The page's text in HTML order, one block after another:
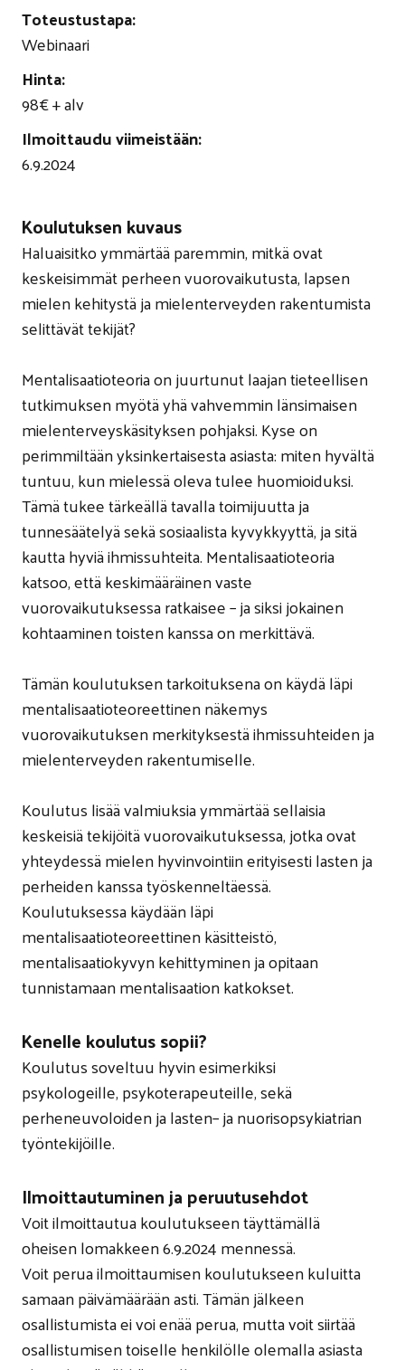
Toteustustapa:
Webinaari
Hinta:
98€ + alv
Ilmoittaudu viimeistään:
6.9.2024
Koulutuksen kuvaus
Haluaisitko ymmärtää paremmin, mitkä ovat
keskeisimmät perheen vuorovaikutusta, lapsen
mielen kehitystä ja mielenterveyden rakentumista
selittävät tekijät?
Mentalisaatioteoria on juurtunut laajan tieteellisen
tutkimuksen myötä yhä vahvemmin länsimaisen
mielenterveyskäsityksen pohjaksi. Kyse on
perimmiltään yksinkertaisesta asiasta: miten hyvältä
tuntuu, kun mielessä oleva tulee huomioiduksi.
Tämä tukee tärkeällä tavalla toimijuutta ja
tunnesäätelyä sekä sosiaalista kyvykkyyttä, ja sitä
kautta hyviä ihmissuhteita. Mentalisaatioteoria
katsoo, että keskimääräinen vaste
vuorovaikutuksessa ratkaisee – ja siksi jokainen
kohtaaminen toisten kanssa on merkittävä.
Tämän koulutuksen tarkoituksena on käydä läpi
mentalisaatioteoreettinen näkemys
vuorovaikutuksen merkityksestä ihmissuhteiden ja
mielenterveyden rakentumiselle.
Koulutus lisää valmiuksia ymmärtää sellaisia
keskeisiä tekijöitä vuorovaikutuksessa, jotka ovat
yhteydessä mielen hyvinvointiin erityisesti lasten ja
perheiden kanssa työskenneltäessä.
Koulutuksessa käydään läpi
mentalisaatioteoreettinen käsitteistö,
mentalisaatiokyvyn kehittyminen ja opitaan
tunnistamaan mentalisaation katkokset.
Kenelle koulutus sopii?
Koulutus soveltuu hyvin esimerkiksi
psykologeille, psykoterapeuteille, sekä
perheneuvoloiden ja lasten– ja nuorisopsykiatrian
työntekijöille.
Ilmoittautuminen ja peruutusehdot
Voit ilmoittautua koulutukseen täyttämällä
oheisen lomakkeen 6.9.2024 mennessä.
Voit perua ilmoittaumisen koulutukseen kuluitta
samaan päivämäärään asti. Tämän jälkeen
osallistumista ei voi enää perua, mutta voit siirtää
osallistumisen toiselle henkilölle olemalla asiasta